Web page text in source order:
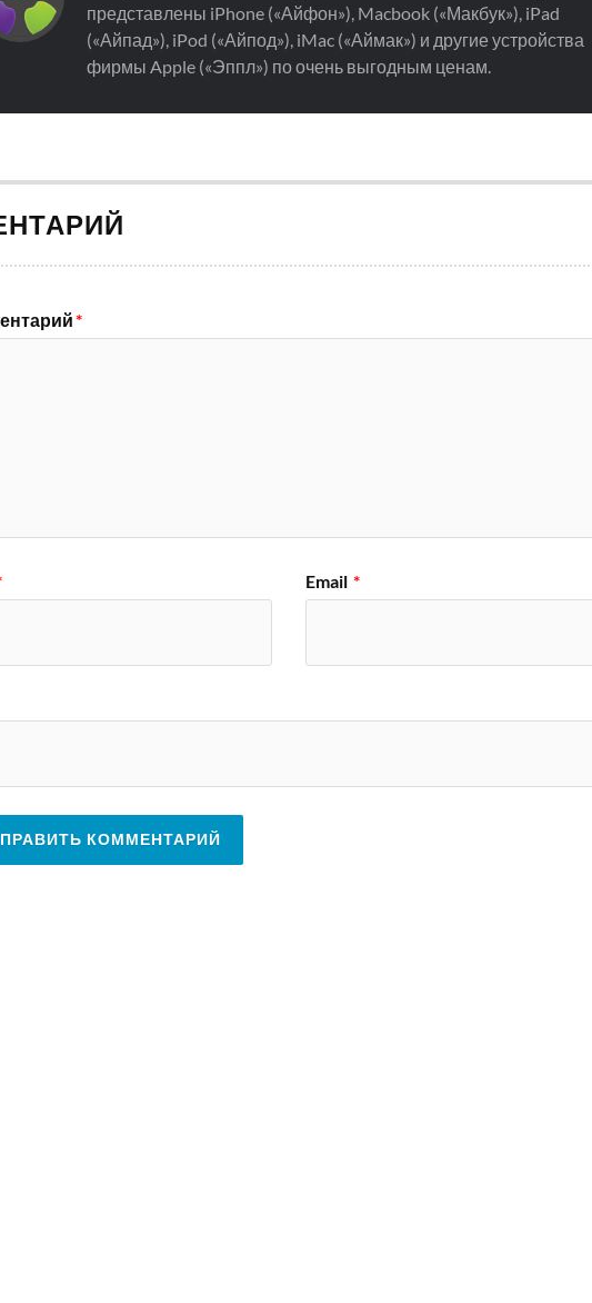
представлены iPhone («Айфон»), Macbook («Макбук»), iPad
(«Айпад»), iPod («Айпод»), iMac («Аймак») и другие устройства
фирмы Apple («Эппл») по очень выгодным ценам.
*
Email *